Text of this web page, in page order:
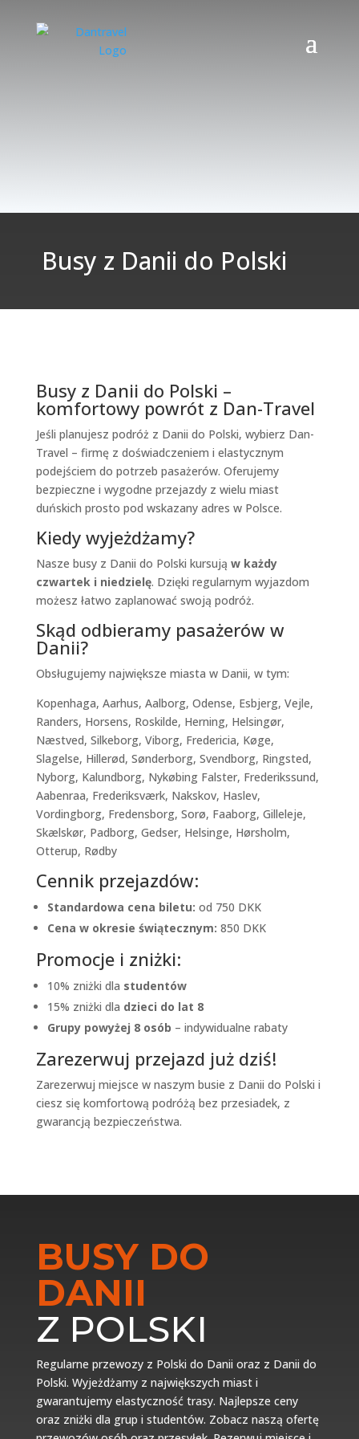
Busy z Danii do Polski
Busy z Danii do Polski –
komfortowy powrót z Dan-Travel
Jeśli planujesz podróż z Danii do Polski, wybierz Dan-
Travel – firmę z doświadczeniem i elastycznym
podejściem do potrzeb pasażerów. Oferujemy
bezpieczne i wygodne przejazdy z wielu miast
duńskich prosto pod wskazany adres w Polsce.
Kiedy wyjeżdżamy?
Nasze busy z Danii do Polski kursują w każdy
czwartek i niedzielę. Dzięki regularnym wyjazdom
możesz łatwo zaplanować swoją podróż.
Skąd odbieramy pasażerów w
Danii?
Obsługujemy największe miasta w Danii, w tym:
Kopenhaga, Aarhus, Aalborg, Odense, Esbjerg, Vejle,
Randers, Horsens, Roskilde, Herning, Helsingør,
Næstved, Silkeborg, Viborg, Fredericia, Køge,
Slagelse, Hillerød, Sønderborg, Svendborg, Ringsted,
Nyborg, Kalundborg, Nykøbing Falster, Frederikssund,
Aabenraa, Frederiksværk, Nakskov, Haslev,
Vordingborg, Fredensborg, Sorø, Faaborg, Gilleleje,
Skælskør, Padborg, Gedser, Helsinge, Hørsholm,
Otterup, Rødby
Cennik przejazdów:
Standardowa cena biletu: od 750 DKK
Cena w okresie świątecznym: 850 DKK
Promocje i zniżki:
10% zniżki dla studentów
15% zniżki dla dzieci do lat 8
Grupy powyżej 8 osób – indywidualne rabaty
Zarezerwuj przejazd już dziś!
Zarezerwuj miejsce w naszym busie z Danii do Polski i
ciesz się komfortową podróżą bez przesiadek, z
gwarancją bezpieczeństwa.
BUSY DO
DANII
Z POLSKI
Regularne przewozy z Polski do Danii oraz z Danii do
Polski. Wyjeżdżamy z największych miast i
gwarantujemy elastyczność trasy. Najlepsze ceny
oraz zniżki dla grup i studentów. Zobacz naszą ofertę